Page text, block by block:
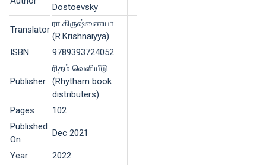
Dostoevsky
Translator
ரா.கிருஷ்ணையா
(R.Krishnaiyya)
ISBN
9789393724052
Publisher
ரிதம் வெளியீடு
(Rhytham book
distributers)
Pages
102
Published
On
Dec 2021
Year
2022